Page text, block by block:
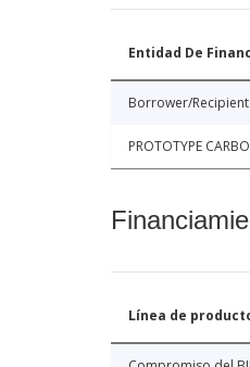
Entidad De
Borrower/Recipient
PROTOTYPE
Línea de